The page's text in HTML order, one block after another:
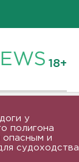
18+
у
полигона
опасным и
судоходства